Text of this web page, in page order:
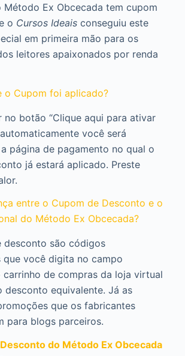
Método Ex Obcecada tem cupom
o Cursos Ideaisconseguiu este
em primeira mão para os
leitores apaixonados por renda
o Cupom foi aplicado?
no botão “Clique aqui para ativar
você será
página de pagamento no qual o
já estará aplicado. Preste
entre o Cupom de Desconto e o
do Método Ex Obcecada?
desconto são códigos
que você digita no campo
de compras da loja virtual
desconto equivalente. Já as
que os fabricantes
para blogs parceiros.
do Método Ex Obcecada